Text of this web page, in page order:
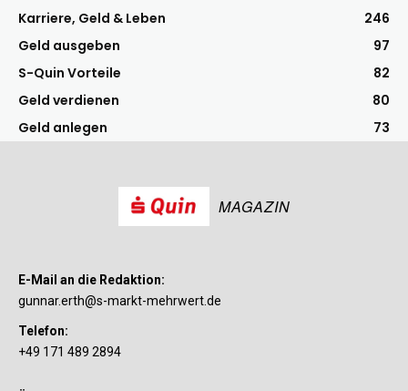
Karriere, Geld & Leben
246
Geld ausgeben
97
S-Quin Vorteile
82
Geld verdienen
80
Geld anlegen
73
MAGAZIN
E-Mail an die Redaktion:
gunnar.erth@s-markt-mehrwert.de
Telefon:
+49 171 489 2894